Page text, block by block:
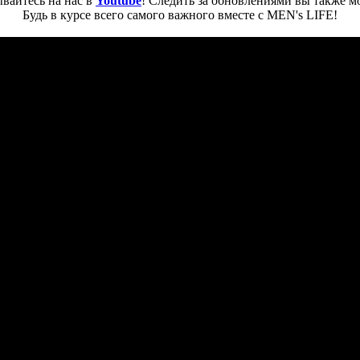
Будь в курсе всего самого важного вместе с MEN's LIFE!